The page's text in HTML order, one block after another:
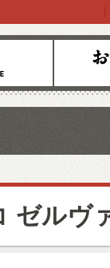
お知らせ
ゼルヴ